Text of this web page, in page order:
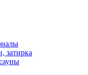
затирка